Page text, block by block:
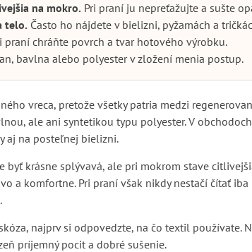
na mokro. Pri praní ju nepreťažujte a sušte
telo. Často ho nájdete v bielizni, pyžamách a
praní chráňte povrch a tvar hotového výrobku.
bavlna alebo polyester v zložení menia postup.
vreca, pretože všetky patria medzi
ale ani syntetikou typu polyester. V
aj na posteľnej bielizni.
byť krásne splývavá, ale pri mokrom stave
a komfortne. Pri praní však nikdy nestačí čítať iba
najprv si odpovedzte, na čo textil používate.
príjemný pocit a dobré sušenie.